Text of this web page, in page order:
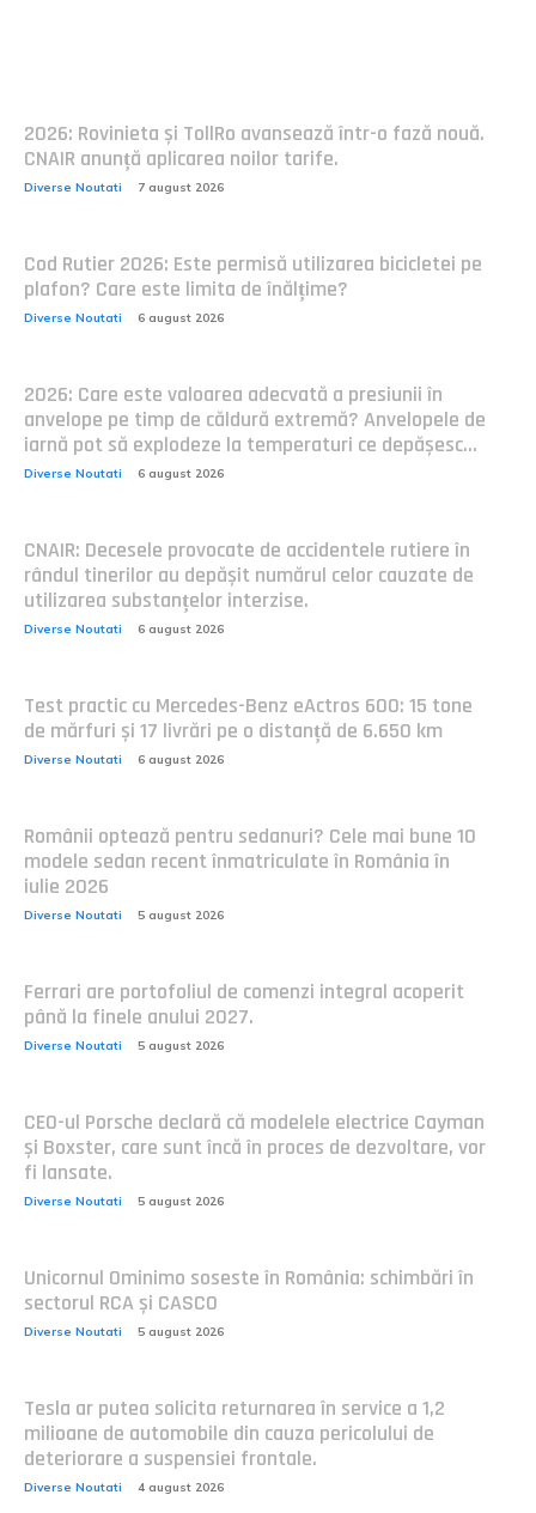
2026: Rovinieta și TollRo avansează într-o fază nouă.
CNAIR anunță aplicarea noilor tarife.
Diverse Noutati 7 august 2026
Cod Rutier 2026: Este permisă utilizarea bicicletei pe
plafon? Care este limita de înălțime?
Diverse Noutati 6 august 2026
2026: Care este valoarea adecvată a presiunii în
anvelope pe timp de căldură extremă? Anvelopele de
iarnă pot să explodeze la temperaturi ce depășesc...
Diverse Noutati 6 august 2026
CNAIR: Decesele provocate de accidentele rutiere în
rândul tinerilor au depășit numărul celor cauzate de
utilizarea substanțelor interzise.
Diverse Noutati 6 august 2026
Test practic cu Mercedes-Benz eActros 600: 15 tone
de mărfuri și 17 livrări pe o distanță de 6.650 km
Diverse Noutati 6 august 2026
Românii optează pentru sedanuri? Cele mai bune 10
modele sedan recent înmatriculate în România în
iulie 2026
Diverse Noutati 5 august 2026
Ferrari are portofoliul de comenzi integral acoperit
până la finele anului 2027.
Diverse Noutati 5 august 2026
CEO-ul Porsche declară că modelele electrice Cayman
și Boxster, care sunt încă în proces de dezvoltare, vor
fi lansate.
Diverse Noutati 5 august 2026
Unicornul Ominimo soseste în România: schimbări în
sectorul RCA și CASCO
Diverse Noutati 5 august 2026
Tesla ar putea solicita returnarea în service a 1,2
milioane de automobile din cauza pericolului de
deteriorare a suspensiei frontale.
Diverse Noutati 4 august 2026